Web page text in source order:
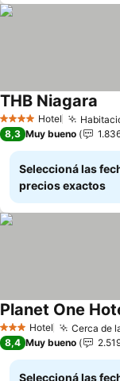
4 EstrellasHotel
THB Niagara
8,3 Muy bueno
Seleccioná las
precios exactos
3 Estrellas
Hotel Cerca de
Planet One
8,4 Muy bueno
Seleccioná las